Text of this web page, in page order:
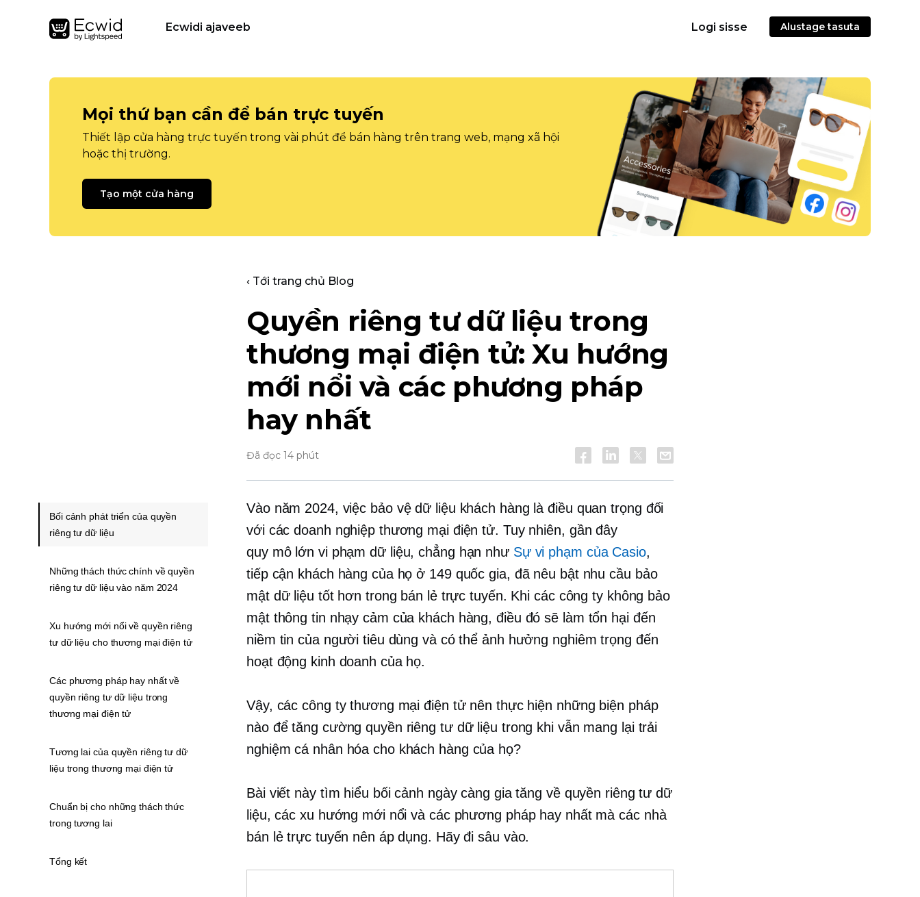
Ecwidi ajaveeb Logi sisse Alustage tasuta
Mọi thứ bạn cần để bán trực tuyến
Thiết lập cửa hàng trực tuyến trong vài phút để bán hàng trên trang web, mạng xã hội
hoặc thị trường.
Tạo một cửa hàng
‹ Tới trang chủ Blog
Quyền riêng tư dữ liệu trong
thương mại điện tử: Xu hướng
mới nổi và các phương pháp
hay nhất
Đã đọc 14 phút
Vào năm 2024, việc bảo vệ dữ liệu khách hàng là điều quan trọng đối
với các doanh nghiệp thương mại điện tử. Tuy nhiên, gần đây
quy mô lớn vi phạm dữ liệu, chẳng hạn như Sự vi phạm của Casio,
tiếp cận khách hàng của họ ở 149 quốc gia, đã nêu bật nhu cầu bảo
mật dữ liệu tốt hơn trong bán lẻ trực tuyến. Khi các công ty không bảo
mật thông tin nhạy cảm của khách hàng, điều đó sẽ làm tổn hại đến
niềm tin của người tiêu dùng và có thể ảnh hưởng nghiêm trọng đến
hoạt động kinh doanh của họ.
Vậy, các công ty thương mại điện tử nên thực hiện những biện pháp
nào để tăng cường quyền riêng tư dữ liệu trong khi vẫn mang lại trải
nghiệm cá nhân hóa cho khách hàng của họ?
Bài viết này tìm hiểu bối cảnh ngày càng gia tăng về quyền riêng tư dữ
liệu, các xu hướng mới nổi và các phương pháp hay nhất mà các nhà
bán lẻ trực tuyến nên áp dụng. Hãy đi sâu vào.
Bối cảnh phát triển của quyền
riêng tư dữ liệu
Những thách thức chính về quyền
riêng tư dữ liệu vào năm 2024
Xu hướng mới nổi về quyền riêng
tư dữ liệu cho thương mại điện tử
Các phương pháp hay nhất về
quyền riêng tư dữ liệu trong
thương mại điện tử
Tương lai của quyền riêng tư dữ
liệu trong thương mại điện tử
Chuẩn bị cho những thách thức
trong tương lai
Tổng kết